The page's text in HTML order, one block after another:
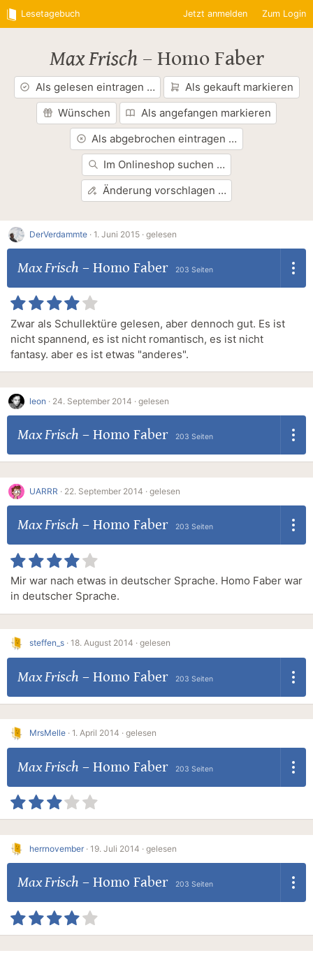
Lesetagebuch Jetzt anmelden Zum Login
Max Frisch– Homo Faber
Als gelesen eintragen …
Als gekauft markieren
Wünschen
Als angefangen markieren
Als abgebrochen eintragen …
Im Onlineshop suchen …
Änderung vorschlagen …
DerVerdammte · 1. Juni 2015 · gelesen
Max Frisch – Homo Faber 203 Seiten
Zwar als Schullektüre gelesen, aber dennoch gut. Es ist
nicht spannend, es ist nicht romantisch, es ist nicht
fantasy. aber es ist etwas "anderes".
leon · 24. September 2014 · gelesen
Max Frisch – Homo Faber 203 Seiten
UARRR · 22. September 2014 · gelesen
Max Frisch – Homo Faber 203 Seiten
Mir war nach etwas in deutscher Sprache. Homo Faber war
in deutscher Sprache.
steffen_s · 18. August 2014 · gelesen
Max Frisch – Homo Faber 203 Seiten
MrsMelle · 1. April 2014 · gelesen
Max Frisch – Homo Faber 203 Seiten
herrnovember · 19. Juli 2014 · gelesen
Max Frisch – Homo Faber 203 Seiten